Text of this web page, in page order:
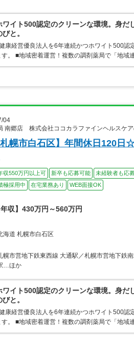
ワイト500認定のクリーンな環境。身だ
びと。
康経営優良法人を6年連続かつホワイト500認
す。 ■地域密着運営！複数の調剤薬局で「地
04
南郷店 株式会社ココカラファインヘルスケア
札幌市白石区】年間休日120
収550万円以上可 新卒も応募可能 未経験者も応
極採用中
在宅業務あり WEB面接OK
年収】430万円～560万円
海道 札幌市白石区
幌市営地下鉄東西線 大通駅／札幌市営地下鉄
…ほか
ワイト500認定のクリーンな環境。身だ
びと。
康経営優良法人を6年連続かつホワイト500認
す。 ■地域密着運営！複数の調剤薬局で「地